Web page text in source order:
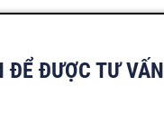
ĐỂ ĐƯỢC TƯ VẤN